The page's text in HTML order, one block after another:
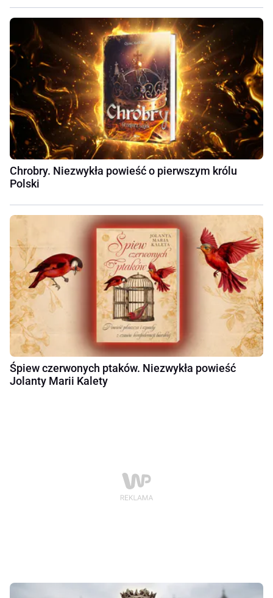
Chrobry. Niezwykła powieść o pierwszym królu
Polski
Śpiew czerwonych ptaków. Niezwykła powieść
Jolanty Marii Kalety